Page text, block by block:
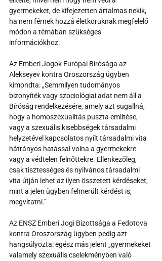
gyermekeket, de kifejezetten ártalmas nekik,
ha nem férnek hozzá életkoruknak megfelelő
módon a témában szükséges
információkhoz.
Az Emberi Jogok Európai Bírósága az
Alekseyev kontra Oroszország ügyben
kimondta: „Semmilyen tudományos
bizonyíték vagy szociológiai adat nem áll a
Bíróság rendelkezésére, amely azt sugallná,
hogy a homoszexualitás puszta említése,
vagy a szexuális kisebbségek társadalmi
helyzetével kapcsolatos nyílt társadalmi vita
hátrányos hatással volna a gyermekekre
vagy a védtelen felnőttekre. Ellenkezőleg,
csak tisztességes és nyilvános társadalmi
vita útján lehet az ilyen összetett kérdéseket,
mint a jelen ügyben felmerült kérdést is,
megvitatni.”
Az ENSZ Emberi Jogi Bizottsága a Fedotova
kontra Oroszország ügyben pedig azt
hangsúlyozta: egész más jelent „gyermekeket
valamely szexuális cselekményben való